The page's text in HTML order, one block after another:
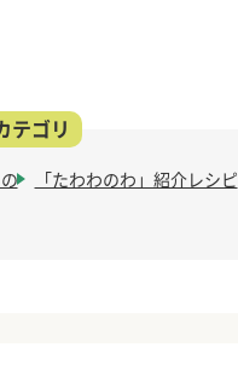
「たわわのわ」紹介レシピ